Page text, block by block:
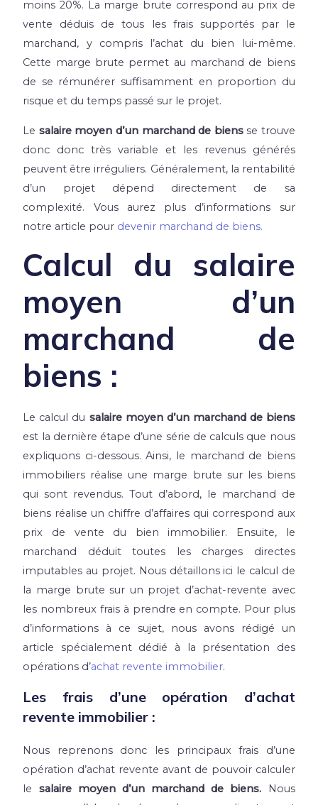
moins 20%. La marge brute correspond au prix de
vente déduis de tous les frais supportés par le
marchand, y compris l’achat du bien lui-même.
Cette marge brute permet au marchand de biens
de se rémunérer suffisamment en proportion du
risque et du temps passé sur le projet.
Le salaire moyen d’un marchand de biensse trouve
donc donc très variable et les revenus générés
peuvent être irréguliers. Généralement, la rentabilité
d’un projet dépend directement de sa
complexité. Vous aurez plus d’informations sur
notre article pour devenir marchand de biens.
Calcul du salaire
moyen d’un
marchand de
biens :
Le calcul du salaire moyen d’un marchand de biens
est la dernière étape d’une série de calculs que nous
expliquons ci-dessous. Ainsi, le marchand de biens
immobiliers réalise une marge brute sur les biens
qui sont revendus.Tout d’abord, le marchand de
biens réalise un chiffre d’affaires qui correspond aux
prix de vente du bien immobilier. Ensuite, le
marchand déduit toutes les charges directes
imputables au projet. Nous détaillons ici le calcul de
la marge brute sur un projet d’achat-revente avec
les nombreux frais à prendre en compte. Pour plus
d’informations à ce sujet, nous avons rédigé un
article spécialement dédié à la présentation des
opérations d’achat revente immobilier.
Les frais d’une opération d’achat
revente immobilier :
Nous reprenons donc les principaux frais d’une
opération d’achat revente avant de pouvoir calculer
le salaire moyen d’un marchand de biens.
Nous